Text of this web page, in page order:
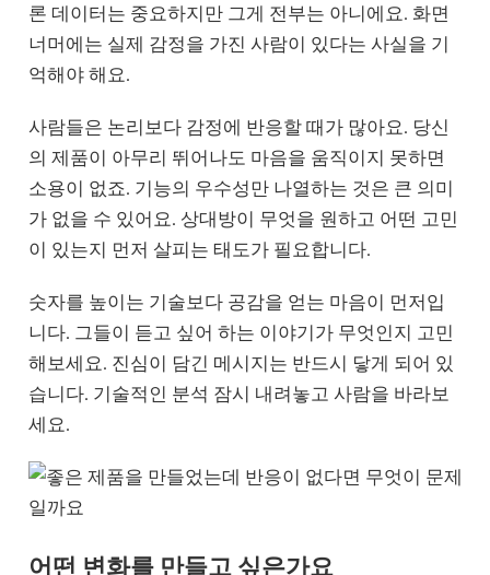
론 데이터는 중요하지만 그게 전부는 아니에요. 화면
너머에는 실제 감정을 가진 사람이 있다는 사실을 기
억해야 해요.
사람들은 논리보다 감정에 반응할 때가 많아요. 당신
의 제품이 아무리 뛰어나도 마음을 움직이지 못하면
소용이 없죠. 기능의 우수성만 나열하는 것은 큰 의미
가 없을 수 있어요. 상대방이 무엇을 원하고 어떤 고민
이 있는지 먼저 살피는 태도가 필요합니다.
숫자를 높이는 기술보다 공감을 얻는 마음이 먼저입
니다. 그들이 듣고 싶어 하는 이야기가 무엇인지 고민
해보세요. 진심이 담긴 메시지는 반드시 닿게 되어 있
습니다. 기술적인 분석 잠시 내려놓고 사람을 바라보
세요.
어떤 변화를 만들고 싶은가요